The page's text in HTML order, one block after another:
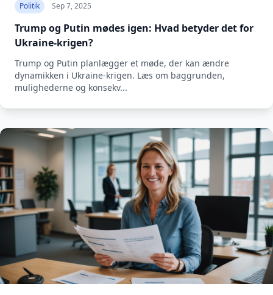
Politik Sep 7, 2025
Trump og Putin mødes igen: Hvad betyder det for
Ukraine-krigen?
Trump og Putin planlægger et møde, der kan ændre
dynamikken i Ukraine-krigen. Læs om baggrunden,
mulighederne og konsekv...